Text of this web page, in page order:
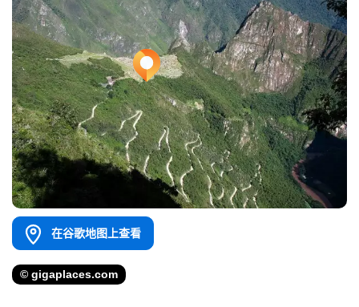
在谷歌地图上查看
© gigaplaces.com